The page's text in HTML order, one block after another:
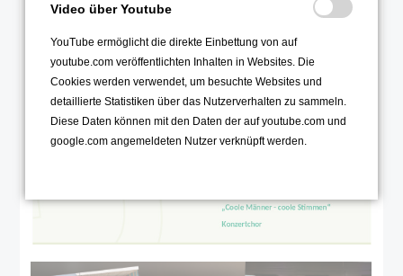
Video über Youtube
YouTube ermöglicht die direkte Einbettung von auf
youtube.com veröffentlichten Inhalten in Websites. Die
Cookies werden verwendet, um besuchte Websites und
detaillierte Statistiken über das Nutzerverhalten zu sammeln.
Diese Daten können mit den Daten der auf youtube.com und
google.com angemeldeten Nutzer verknüpft werden.